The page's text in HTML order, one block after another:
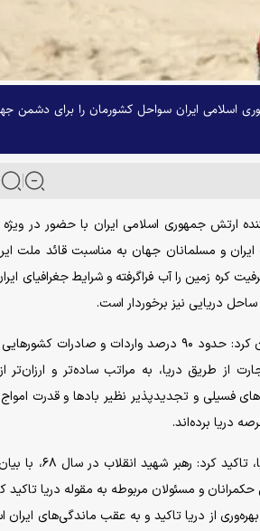
اسلامی ایران سواحل کشورمان را برای دشمن
ارتش جمهوری اسلامی ایران با حضور در ویژه
و مسلمانان جهان به مناسبت قائد ملت
دریامحور در جهان اشاره و اظهار کرد: حدود ۷۰ درصد ظرفیت کره زمین را آب فراگرفته و شرایط
وی با تاکید بر لزوم بهره‌مندی بیش از پیش ایران اسلامی از منابع دریایی خویش، بیان کرد: حدود ۹۰ درصد واردات و
از طریق دریا، به مراتب ساده‌تر و ارزان‌تر
فسیلی و تجدیدپذیر نظیر باد‌ها و قدرت
دریا برده‌اند.
معاون هماهنگ کننده ارتش با یادآوری بیانات رهبر شهید انقلاب اسلامی در
و مسئولان مربوطه به مقوله دریا تاکید
اسلامی هموارتر از قبل شود. ایشان همچنین در سال ۷۶ بر لزوم بهره‌وری از دریا تاکید و به عقب